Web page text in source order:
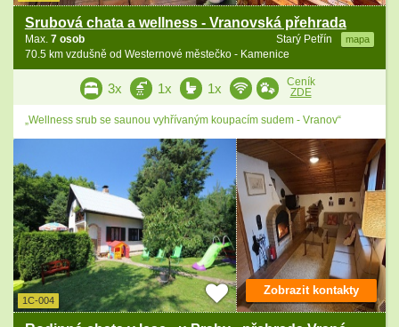
Srubová chata a wellness - Vranovská přehrada
Starý Petřín mapa
Max. 7 osob
70.5 km vzdušně od Westernové městečko - Kamenice
3x 1x 1x
Ceník
ZDE
„Wellness srub se saunou vyhřívaným koupacím sudem - Vranov“
1C-004
Zobrazit kontakty